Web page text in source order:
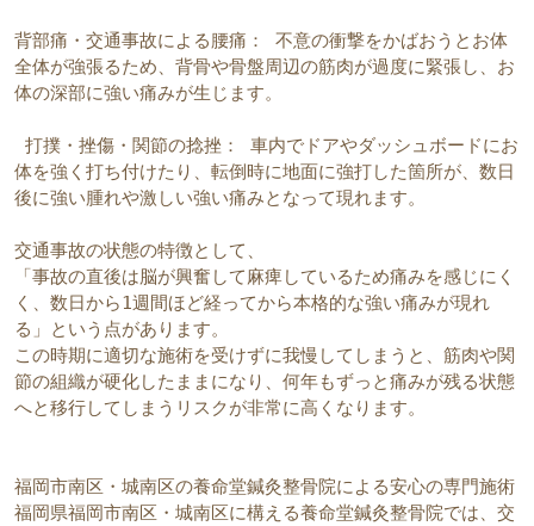
背部痛・交通事故による腰痛： 不意の衝撃をかばおうとお体
全体が強張るため、背骨や骨盤周辺の筋肉が過度に緊張し、お
体の深部に強い痛みが生じます。
体を強く打ち付けたり、転倒時に地面に強打した箇所が、数日
後に強い腫れや激しい強い痛みとなって現れます。
交通事故の状態の特徴として、
「事故の直後は脳が興奮して麻痺しているため痛みを感じにく
く、数日から1週間ほど経ってから本格的な強い痛みが現れ
る」という点があります。
この時期に適切な施術を受けずに我慢してしまうと、筋肉や関
節の組織が硬化したままになり、何年もずっと痛みが残る状態
へと移行してしまうリスクが非常に高くなります。
福岡市南区・城南区の養命堂鍼灸整骨院による安心の専門施術
福岡県福岡市南区・城南区に構える養命堂鍼灸整骨院では、交